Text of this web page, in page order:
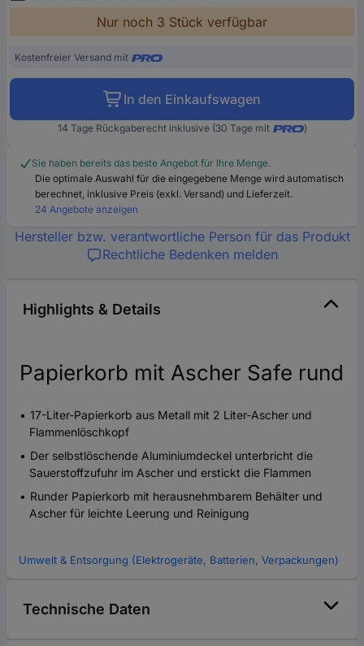
Nur noch 3 Stück verfügbar
Kostenfreier Versand mit
In den Einkaufswagen
14 Tage Rückgaberecht inklusive (30 Tage mit )
Sie haben bereits das beste Angebot für Ihre Menge.
Die optimale Auswahl für die eingegebene Menge wird automatisch
berechnet, inklusive Preis (exkl. Versand) und Lieferzeit.
24 Angebote anzeigen
Hersteller bzw. verantwortliche Person für das Produkt
Rechtliche Bedenken melden
Highlights & Details
Papierkorb mit Ascher Safe rund
17-Liter-Papierkorb aus Metall mit 2 Liter-Ascher und
Flammenlöschkopf
Der selbstlöschende Aluminiumdeckel unterbricht die
Sauerstoffzufuhr im Ascher und erstickt die Flammen
Runder Papierkorb mit herausnehmbarem Behälter und
Ascher für leichte Leerung und Reinigung
Umwelt & Entsorgung (Elektrogeräte, Batterien, Verpackungen)
Technische Daten